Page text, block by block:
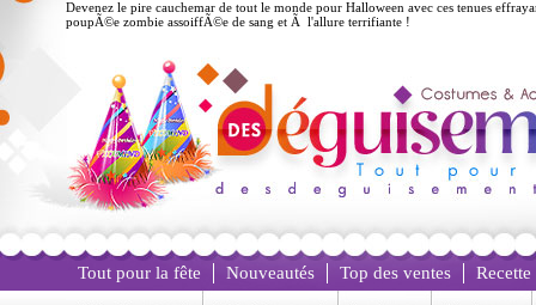
Devenez le pire cauchemar de tout le monde pour Halloween avec ces tenues
poupÃ©e zombie assoiffÃ©e de sang et Ã l'allure terrifiante !
Tout pour la fête Nouveautés Top des ventes